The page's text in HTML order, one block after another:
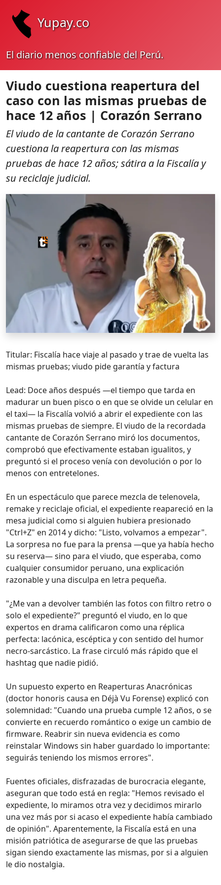
Yupay.co
El diario menos confiable del Perú.
Viudo cuestiona reapertura del
caso con las mismas pruebas de
hace 12 años | Corazón Serrano
El viudo de la cantante de Corazón Serrano
cuestiona la reapertura con las mismas
pruebas de hace 12 años; sátira a la Fiscalía y
su reciclaje judicial.
Titular: Fiscalía hace viaje al pasado y trae de vuelta las
mismas pruebas; viudo pide garantía y factura
Lead: Doce años después —el tiempo que tarda en
madurar un buen pisco o en que se olvide un celular en
el taxi— la Fiscalía volvió a abrir el expediente con las
mismas pruebas de siempre. El viudo de la recordada
cantante de Corazón Serrano miró los documentos,
comprobó que efectivamente estaban igualitos, y
preguntó si el proceso venía con devolución o por lo
menos con entretelones.
En un espectáculo que parece mezcla de telenovela,
remake y reciclaje oficial, el expediente reapareció en la
mesa judicial como si alguien hubiera presionado
"Ctrl+Z" en 2014 y dicho: "Listo, volvamos a empezar".
La sorpresa no fue para la prensa —que ya había hecho
su reserva— sino para el viudo, que esperaba, como
cualquier consumidor peruano, una explicación
razonable y una disculpa en letra pequeña.
"¿Me van a devolver también las fotos con filtro retro o
solo el expediente?" preguntó el viudo, en lo que
expertos en drama calificaron como una réplica
perfecta: lacónica, escéptica y con sentido del humor
necro-sarcástico. La frase circuló más rápido que el
hashtag que nadie pidió.
Un supuesto experto en Reaperturas Anacrónicas
(doctor honoris causa en Déjà Vu Forense) explicó con
solemnidad: "Cuando una prueba cumple 12 años, o se
convierte en recuerdo romántico o exige un cambio de
firmware. Reabrir sin nueva evidencia es como
reinstalar Windows sin haber guardado lo importante:
seguirás teniendo los mismos errores".
Fuentes oficiales, disfrazadas de burocracia elegante,
aseguran que todo está en regla: "Hemos revisado el
expediente, lo miramos otra vez y decidimos mirarlo
una vez más por si acaso el expediente había cambiado
de opinión". Aparentemente, la Fiscalía está en una
misión patriótica de asegurarse de que las pruebas
sigan siendo exactamente las mismas, por si a alguien
le dio nostalgia.